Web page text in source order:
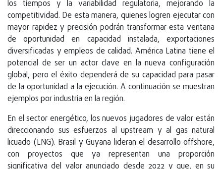
los tiempos y la variabilidad regulatoria, mejorando la
competitividad. De esta manera, quienes logren ejecutar con
mayor rapidez y precisión podrán transformar esta ventana
de oportunidad en capacidad instalada, exportaciones
diversificadas y empleos de calidad. América Latina tiene el
potencial de ser un actor clave en la nueva configuración
global, pero el éxito dependerá de su capacidad para pasar
de la oportunidad a la ejecución. A continuación se muestran
ejemplos por industria en la región.
En el sector energético, los nuevos jugadores de valor están
direccionando sus esfuerzos al upstream y al gas natural
licuado (LNG). Brasil y Guyana lideran el desarrollo offshore,
con proyectos que ya representan una proporción
significativa del valor anunciado desde 2022 y que, en su